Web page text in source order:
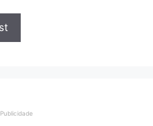
Publicidade